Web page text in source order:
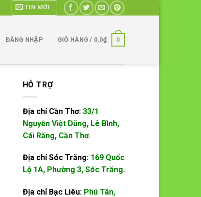
TIN MỚI
ĐĂNG NHẬP GIỎ HÀNG / 0,0₫ 0
HỖ TRỢ
Địa chỉ Cần Thơ: 33/1
Nguyễn Việt Dũng, Lê Bình,
Cái Răng, Cần Thơ.
Địa chỉ Sóc Trăng: 169 Quốc
Lộ 1A, Phường 3, Sóc Trăng.
Địa chỉ Bạc Liêu: Phú Tân,